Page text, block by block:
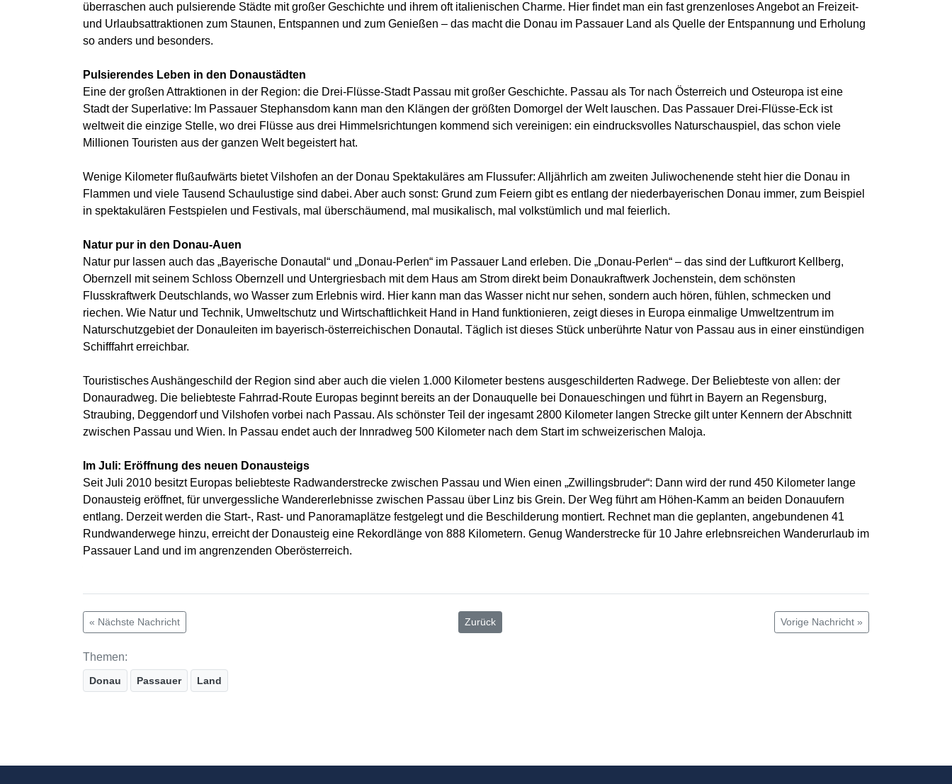
überraschen auch pulsierende Städte mit großer Geschichte und ihrem oft italienischen Charme. Hier findet man ein fast grenzenloses Angebot an Freizeit-
und Urlaubsattraktionen zum Staunen, Entspannen und zum Genießen – das macht die Donau im Passauer Land als Quelle der Entspannung und Erholung
so anders und besonders.
Pulsierendes Leben in den Donaustädten
Eine der großen Attraktionen in der Region: die Drei-Flüsse-Stadt Passau mit großer Geschichte. Passau als Tor nach Österreich und Osteuropa ist eine
Stadt der Superlative: Im Passauer Stephansdom kann man den Klängen der größten Domorgel der Welt lauschen. Das Passauer Drei-Flüsse-Eck ist
weltweit die einzige Stelle, wo drei Flüsse aus drei Himmelsrichtungen kommend sich vereinigen: ein eindrucksvolles Naturschauspiel, das schon viele
Millionen Touristen aus der ganzen Welt begeistert hat.
Wenige Kilometer flußaufwärts bietet Vilshofen an der Donau Spektakuläres am Flussufer: Alljährlich am zweiten Juliwochenende steht hier die Donau in
Flammen und viele Tausend Schaulustige sind dabei. Aber auch sonst: Grund zum Feiern gibt es entlang der niederbayerischen Donau immer, zum Beispiel
in spektakulären Festspielen und Festivals, mal überschäumend, mal musikalisch, mal volkstümlich und mal feierlich.
Natur pur in den Donau-Auen
Natur pur lassen auch das „Bayerische Donautal“ und „Donau-Perlen“ im Passauer Land erleben. Die „Donau-Perlen“ – das sind der Luftkurort Kellberg,
Obernzell mit seinem Schloss Obernzell und Untergriesbach mit dem Haus am Strom direkt beim Donaukraftwerk Jochenstein, dem schönsten
Flusskraftwerk Deutschlands, wo Wasser zum Erlebnis wird. Hier kann man das Wasser nicht nur sehen, sondern auch hören, fühlen, schmecken und
riechen. Wie Natur und Technik, Umweltschutz und Wirtschaftlichkeit Hand in Hand funktionieren, zeigt dieses in Europa einmalige Umweltzentrum im
Naturschutzgebiet der Donauleiten im bayerisch-österreichischen Donautal. Täglich ist dieses Stück unberührte Natur von Passau aus in einer einstündigen
Schifffahrt erreichbar.
Touristisches Aushängeschild der Region sind aber auch die vielen 1.000 Kilometer bestens ausgeschilderten Radwege. Der Beliebteste von allen: der
Donauradweg. Die beliebteste Fahrrad-Route Europas beginnt bereits an der Donauquelle bei Donaueschingen und führt in Bayern an Regensburg,
Straubing, Deggendorf und Vilshofen vorbei nach Passau. Als schönster Teil der ingesamt 2800 Kilometer langen Strecke gilt unter Kennern der Abschnitt
zwischen Passau und Wien. In Passau endet auch der Innradweg 500 Kilometer nach dem Start im schweizerischen Maloja.
Im Juli: Eröffnung des neuen Donausteigs
Seit Juli 2010 besitzt Europas beliebteste Radwanderstrecke zwischen Passau und Wien einen „Zwillingsbruder“: Dann wird der rund 450 Kilometer lange
Donausteig eröffnet, für unvergessliche Wandererlebnisse zwischen Passau über Linz bis Grein. Der Weg führt am Höhen-Kamm an beiden Donauufern
entlang. Derzeit werden die Start-, Rast- und Panoramaplätze festgelegt und die Beschilderung montiert. Rechnet man die geplanten, angebundenen 41
Rundwanderwege hinzu, erreicht der Donausteig eine Rekordlänge von 888 Kilometern. Genug Wanderstrecke für 10 Jahre erlebnsreichen Wanderurlaub im
Passauer Land und im angrenzenden Oberösterreich.
« Nächste Nachricht Zurück Vorige Nachricht »
Themen:
Donau Passauer Land